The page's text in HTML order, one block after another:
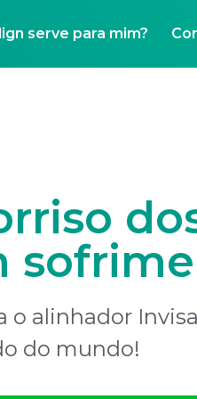
serve para mim?
o alinhador
do mundo!